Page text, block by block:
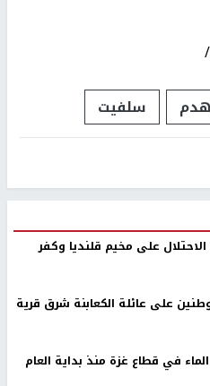
هدم سلفيت
الاحتلال على مخيم قلنديا وكفر
على عائلة الكعابنة شرق قرية